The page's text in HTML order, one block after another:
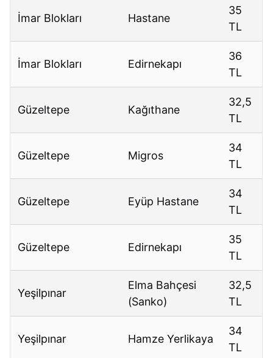
İmar Blokları Hastane
35
TL
İmar Blokları Edirnekapı
36
TL
Güzeltepe Kağıthane
32,5
TL
Güzeltepe Migros
34
TL
Güzeltepe Eyüp Hastane
34
TL
Güzeltepe Edirnekapı
35
TL
Yeşilpınar
Elma Bahçesi
(Sanko)
32,5
TL
Yeşilpınar Hamze Yerlikaya
34
TL